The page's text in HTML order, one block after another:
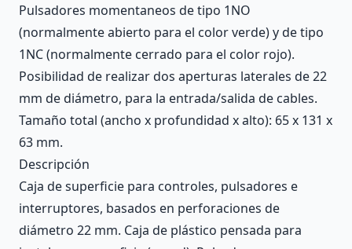
Pulsadores momentaneos de tipo 1NO
(normalmente abierto para el color verde) y de tipo
1NC (normalmente cerrado para el color rojo).
Posibilidad de realizar dos aperturas laterales de 22
mm de diámetro, para la entrada/salida de cables.
Tamaño total (ancho x profundidad x alto): 65 x 131 x
63 mm.
Descripción
Caja de superficie para controles, pulsadores e
interruptores, basados en perforaciones de
diámetro 22 mm. Caja de plástico pensada para